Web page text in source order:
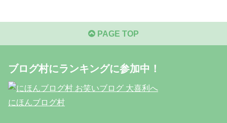
PAGE TOP
ブログ村にランキングに参加中！
にほんブログ村